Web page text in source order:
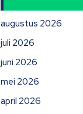
augustus 2026
juli 2026
juni 2026
mei 2026
april 2026